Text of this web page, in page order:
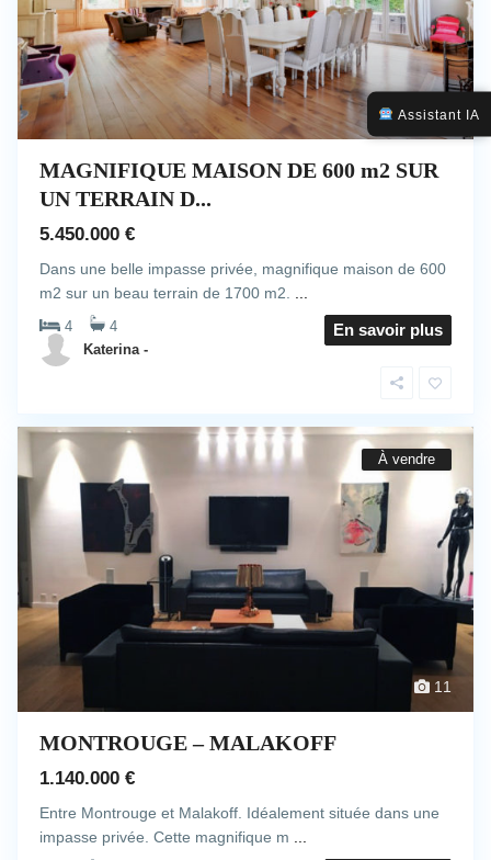
20
MAGNIFIQUE MAISON DE 600 m2 SUR
UN TERRAIN D...
5.450.000 €
Dans une belle impasse privée, magnifique maison de 600
m2 sur un beau terrain de 1700 m2.
4 4 En savoir plus
Katerina -
11
À vendre
MONTROUGE – MALAKOFF
1.140.000 €
Entre Montrouge et Malakoff. Idéalement située dans une
impasse privée. Cette magnifique m
Assistant IA